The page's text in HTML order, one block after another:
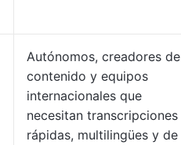
Autónomos, creadores de
contenido y equipos
internacionales que
necesitan transcripciones
rápidas, multilingües y de